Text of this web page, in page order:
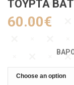
ΤΟΥΡΤΑ
60.00€